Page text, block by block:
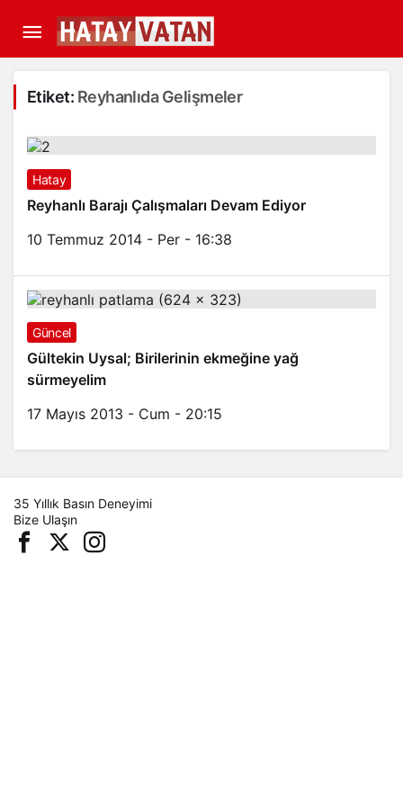
Etiket: Reyhanlıda Gelişmeler
Hatay
Reyhanlı Barajı Çalışmaları Devam Ediyor
10 Temmuz 2014 - Per - 16:38
Güncel
Gültekin Uysal; Birilerinin ekmeğine yağ
sürmeyelim
17 Mayıs 2013 - Cum - 20:15
35 Yıllık Basın Deneyimi
Bize Ulaşın